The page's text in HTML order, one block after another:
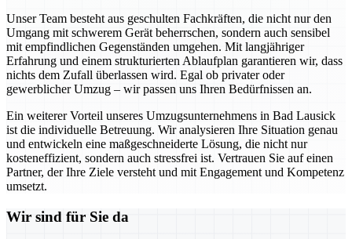
Unser Team besteht aus geschulten Fachkräften, die nicht nur den
Umgang mit schwerem Gerät beherrschen, sondern auch sensibel
mit empfindlichen Gegenständen umgehen. Mit langjähriger
Erfahrung und einem strukturierten Ablaufplan garantieren wir, dass
nichts dem Zufall überlassen wird. Egal ob privater oder
gewerblicher Umzug – wir passen uns Ihren Bedürfnissen an.
Ein weiterer Vorteil unseres Umzugsunternehmens in Bad Lausick
ist die individuelle Betreuung. Wir analysieren Ihre Situation genau
und entwickeln eine maßgeschneiderte Lösung, die nicht nur
kosteneffizient, sondern auch stressfrei ist. Vertrauen Sie auf einen
Partner, der Ihre Ziele versteht und mit Engagement und Kompetenz
umsetzt.
Wir sind für Sie da